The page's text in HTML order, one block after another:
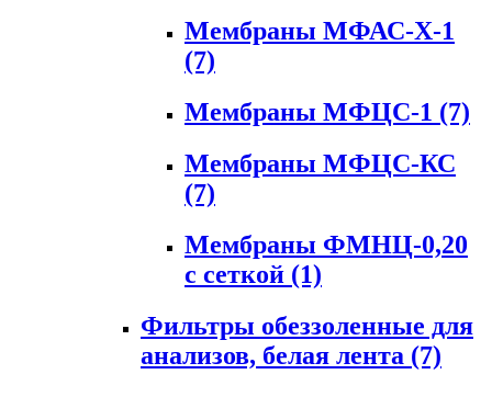
Мембраны МФАС-Х-1
(7)
Мембраны МФЦС-1 (7)
Мембраны МФЦС-КС
(7)
Мембраны ФМНЦ-0,20
с сеткой (1)
Фильтры обеззоленные для
анализов, белая лента (7)